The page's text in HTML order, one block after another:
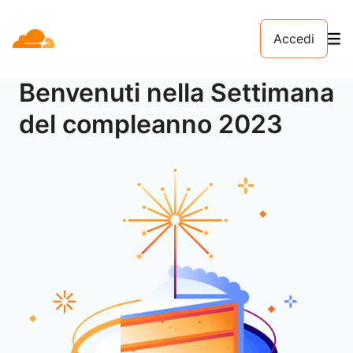
Accedi
Benvenuti nella Settimana
del compleanno 2023